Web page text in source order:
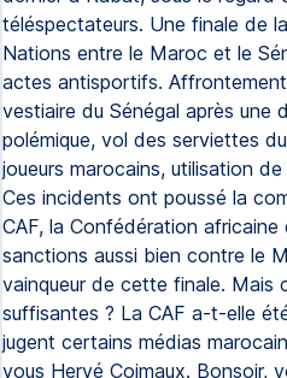
téléspectateurs. Une finale de
Nations entre le Maroc et le
actes antisportifs.
vestiaire du Sénégal après une
polémique, vol des serviettes
joueurs marocains, utilisation
Ces incidents ont poussé la
CAF, la Confédération
sanctions aussi bien contre le
vainqueur de cette finale. Mais
suffisantes ? La CAF a-t-elle
jugent certains médias
vous Hervé Coimaux. Bonsoir,